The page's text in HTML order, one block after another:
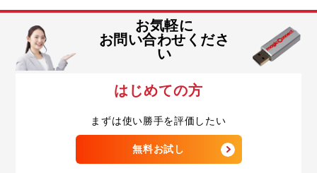
お気軽に
お問い合わせくださ
い
はじめての方
まずは使い勝手を評価したい
無料お試し